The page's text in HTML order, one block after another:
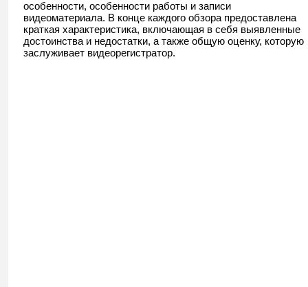
особенности, особенности работы и записи
видеоматериала. В конце каждого обзора предоставлена
краткая характеристика, включающая в себя выявленные
достоинства и недостатки, а также общую оценку, которую
заслуживает видеорегистратор.